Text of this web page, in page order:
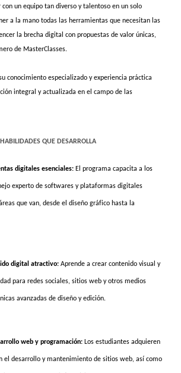
con un equipo tan diverso y talentoso en un solo
a la mano todas las herramientas que necesitan las
la brecha digital con propuestas de valor únicas,
de MasterClasses.
conocimiento especializado y experiencia práctica
integral y actualizada en el campo de las
HABILIDADES QUE DESARROLLA
digitales esenciales: El programa capacita a los
experto de softwares y plataformas digitales
que van, desde el diseño gráfico hasta la
digital atractivo: Aprende a crear contenido visual y
para redes sociales, sitios web y otros medios
avanzadas de diseño y edición.
web y programación: Los estudiantes adquieren
el desarrollo y mantenimiento de sitios web, así como